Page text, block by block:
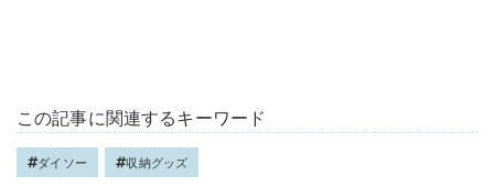
この記事に関連するキーワード
ダイソー 収納グッズ